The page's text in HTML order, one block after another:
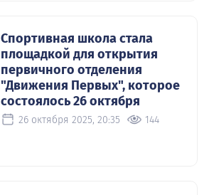
Спортивная школа стала
площадкой для открытия
первичного отделения
"Движения Первых", которое
состоялось 26 октября
26 октября 2025, 20:35 144